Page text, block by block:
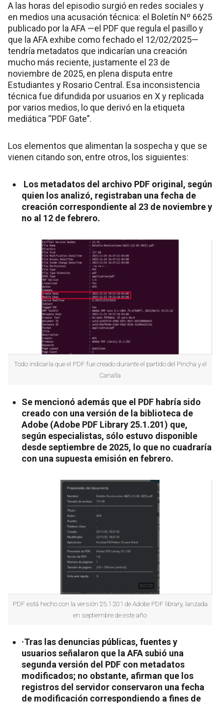
A las horas del episodio surgió en redes sociales y
en medios una acusación técnica: el Boletín Nº 6625
publicado por la AFA —el PDF que regula el pasillo y
que la AFA exhibe como fechado el 12/02/2025—
tendría metadatos que indicarían una creación
mucho más reciente, justamente el 23 de
noviembre de 2025, en plena disputa entre
Estudiantes y Rosario Central. Esa inconsistencia
técnica fue difundida por usuarios en X y replicada
por varios medios, lo que derivó en la etiqueta
mediática “PDF Gate”.
Los elementos que alimentan la sospecha y que se
vienen citando son, entre otros, los siguientes:
Los metadatos del archivo PDF original, según
quien los analizó, registraban una fecha de
creación correspondiente al 23 de noviembre y
no al 12 de febrero.
Todo indicaría que el PDF fue creado durante el partido del Pincha y el
Canalla
Se mencionó además que el PDF habría sido
creado con una versión de la biblioteca de
Adobe (Adobe PDF Library 25.1.201) que,
según especialistas, sólo estuvo disponible
desde septiembre de 2025, lo que no cuadraría
con una supuesta emisión en febrero.
PDF está hecho con la versión 25.1.201 de Adobe PDF library, lanzada
en septiembre de este año
·Tras las denuncias públicas, fuentes y
usuarios señalaron que la AFA subió una
segunda versión del PDF con metadatos
modificados; no obstante, afirman que los
registros del servidor conservaron una fecha
de modificación correspondiendo a fines de